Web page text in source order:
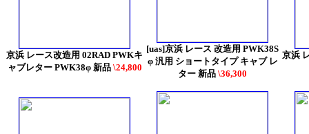
京浜 レース改造用 02RAD PWKキ
ャブレター PWK38φ 新品 \24,800
[uas]京浜 レース 改造用 PWK38S
φ 汎用 ショートタイプ キャブ レ
ター 新品 \36,300
京浜